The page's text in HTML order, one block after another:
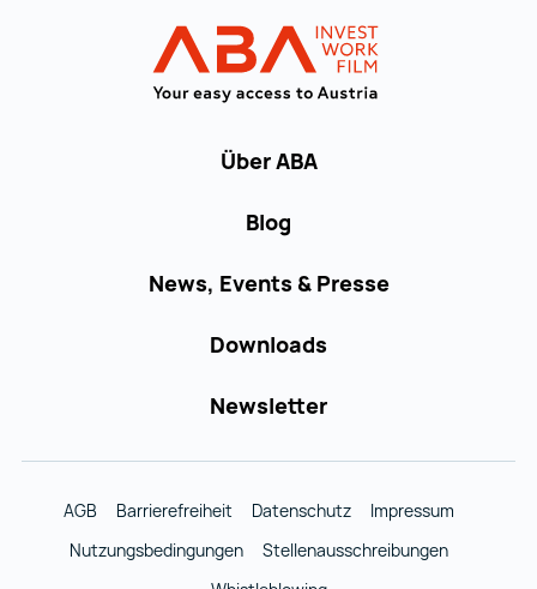
Über ABA
Blog
News, Events & Presse
Downloads
Newsletter
AGB Barrierefreiheit Datenschutz
Impressum
Nutzungsbedingungen
Stellenausschreibungen